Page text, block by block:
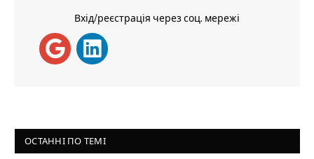
Вхід/реєстрація через соц. мережі
ОСТАННІ ПО ТЕМІ